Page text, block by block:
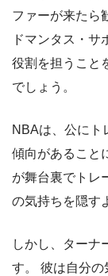
ファーが来たら
ドマンタス・サ
役割を担うこと
でしょう。
NBAは、公にト
傾向があること
が舞台裏でトレ
の気持ちを隠す
しかし、ターナ
す。 彼は自分